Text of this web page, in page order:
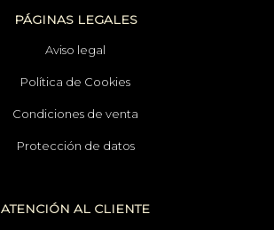
PÁGINAS LEGALES
Aviso legal
Política de Cookies
Condiciones de venta
Protección de datos
ATENCIÓN AL CLIENTE